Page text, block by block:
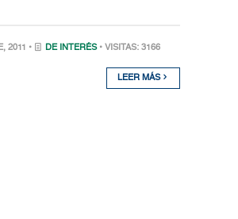
2011 • DE INTERÉS • VISITAS: 3166
LEER MÁS